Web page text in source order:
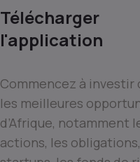
Télécharger
l'application
Commencez à investir
les meilleures
d’Afrique, notamment
actions, les